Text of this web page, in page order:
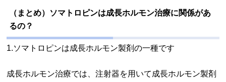
（まとめ）ソマトロピンは成長ホルモン治療に関係があ
るの？
1.ソマトロピンは成長ホルモン製剤の一種です
成長ホルモン治療では、注射器を用いて成長ホルモン製剤